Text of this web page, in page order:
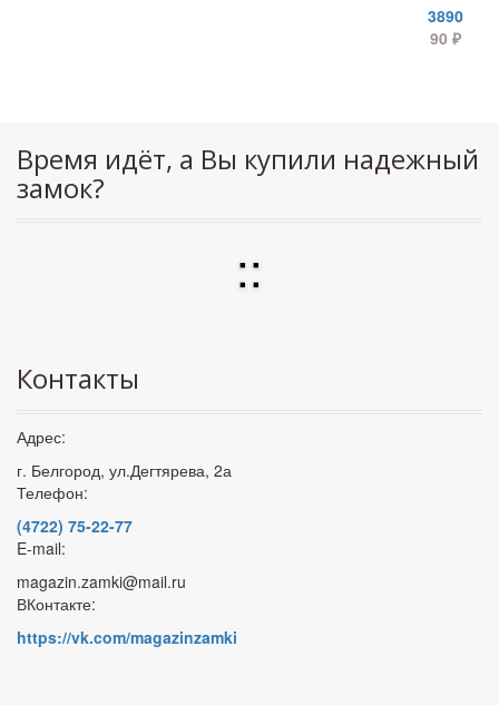
3890
90 ₽
Время идёт, а Вы купили надежный
замок?
::
Контакты
Адрес:
г. Белгород, ул.Дегтярева, 2а
Телефон:
(4722) 75-22-77
E-mail:
magazin.zamki@mail.ru
ВКонтакте:
https://vk.com/magazinzamki